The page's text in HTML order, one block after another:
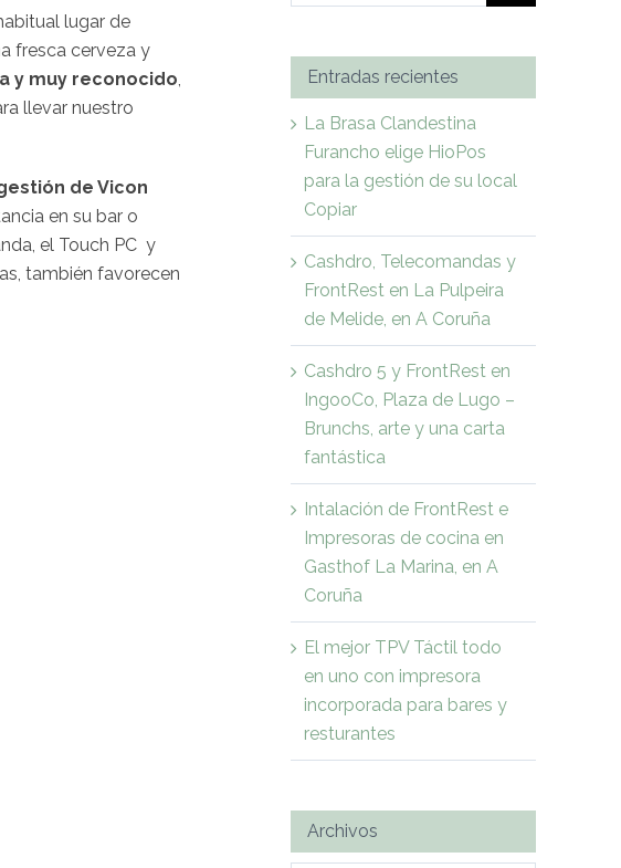
lugar de
fresca cerveza y
y muy reconocido,
llevar nuestro
de Vicon
en su bar o
el Touch PC y
también favorecen
Entradas recientes
La Brasa Clandestina
Furancho elige HioPos
para la gestión de su local
Copiar
Cashdro, Telecomandas y
FrontRest en La Pulpeira
de Melide, en A Coruña
Cashdro 5 y FrontRest en
IngooCo, Plaza de Lugo –
Brunchs, arte y una carta
fantástica
Intalación de FrontRest e
Impresoras de cocina en
Gasthof La Marina, en A
Coruña
El mejor TPV Táctil todo
en uno con impresora
incorporada para bares y
resturantes
Archivos